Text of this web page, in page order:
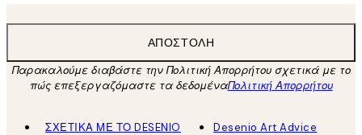
ΑΠΟΣΤΟΛΉ
Παρακαλούμε διαβάστε την Πολιτική Απορρήτου σχετικά με το
πώς επεξεργαζόμαστε τα δεδομέναΠολιτική Απορρήτου
ΣΧΕΤΙΚΑ ΜΕ ΤΟ DESENIO
Desenio Art Advice